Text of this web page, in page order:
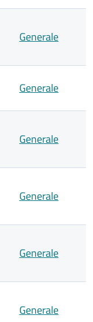
Generale
Generale
Generale
Generale
Generale
Generale